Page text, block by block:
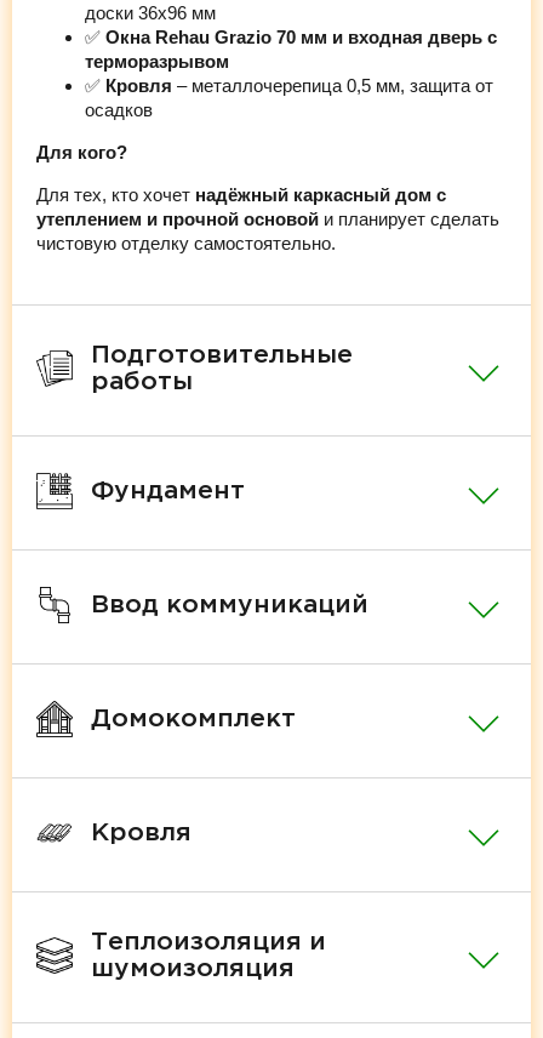
доски 36х96 мм
✅ Окна Rehau Grazio 70 мм и входная дверь с
терморазрывом
✅ Кровля – металлочерепица 0,5 мм, защита от
осадков
Для кого?
Для тех, кто хочет надёжный каркасный дом с
утеплением и прочной основой и планирует сделать
чистовую отделку самостоятельно.
Подготовительные
работы
Фундамент
Ввод коммуникаций
Домокомплект
Кровля
Теплоизоляция и
шумоизоляция